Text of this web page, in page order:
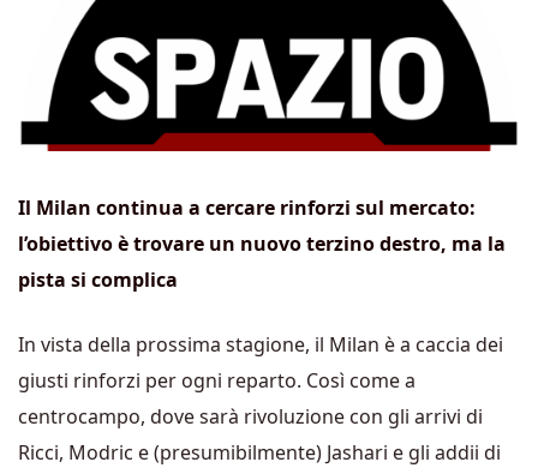
Il Milan continua a cercare rinforzi sul mercato:
l’obiettivo è trovare un nuovo terzino destro, ma la
pista si complica
In vista della prossima stagione, il Milan è a caccia dei
giusti rinforzi per ogni reparto. Così come a
centrocampo, dove sarà rivoluzione con gli arrivi di
Ricci, Modric e (presumibilmente) Jashari e gli addii di